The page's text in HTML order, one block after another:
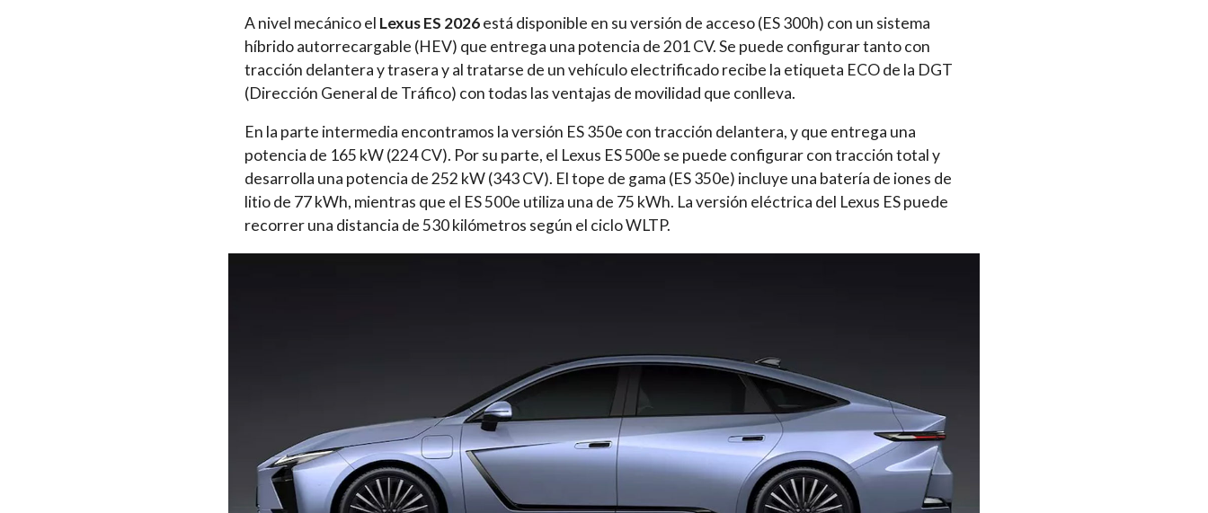
A nivel mecánico el Lexus ES 2026está disponible en su versión de acceso (ES 300h) con un sistema
híbrido autorrecargable (HEV) que entrega una potencia de 201 CV. Se puede configurar tanto con
tracción delantera y trasera y al tratarse de un vehículo electrificado recibe la etiqueta ECO de la DGT
(Dirección General de Tráfico) con todas las ventajas de movilidad que conlleva.
En la parte intermedia encontramos la versión ES 350e con tracción delantera, y que entrega una
potencia de 165 kW (224 CV). Por su parte, el Lexus ES 500e se puede configurar con tracción total y
desarrolla una potencia de 252 kW (343 CV). El tope de gama (ES 350e) incluye una batería de iones de
litio de 77 kWh, mientras que el ES 500e utiliza una de 75 kWh. La versión eléctrica del Lexus ES puede
recorrer una distancia de 530 kilómetros según el ciclo WLTP.